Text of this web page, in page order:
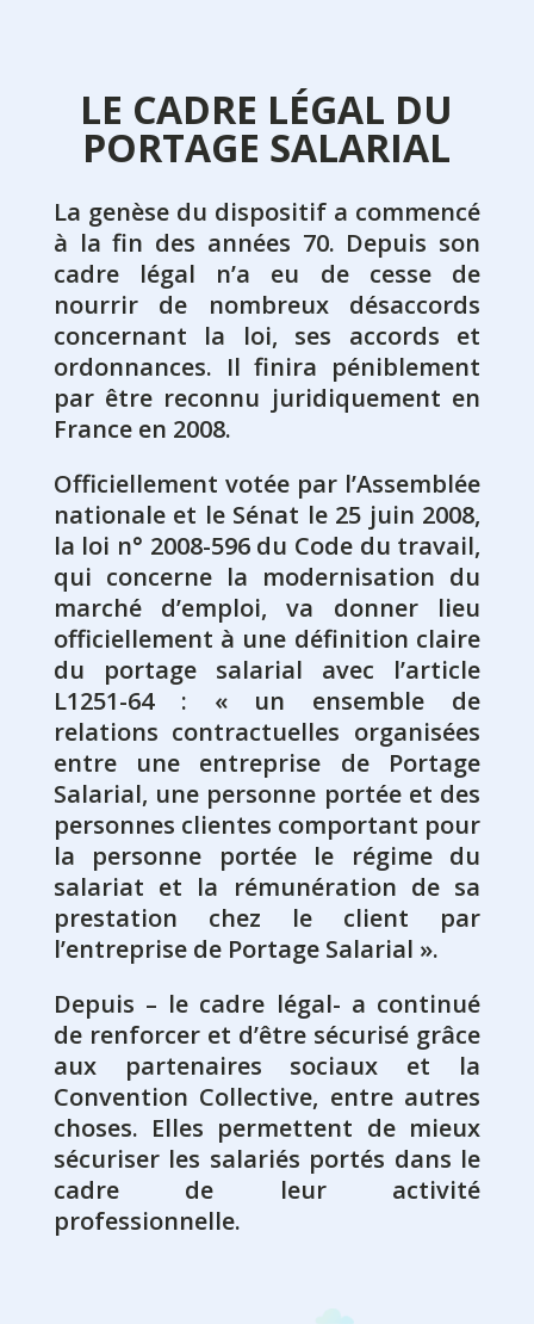
LE CADRE LÉGAL DU
PORTAGE SALARIAL
La genèse du dispositif a commencé
à la fin des années 70. Depuis son
cadre légal n’a eu de cesse de
nourrir de nombreux désaccords
concernant la loi, ses accords et
ordonnances. Il finira péniblement
par être reconnu juridiquement en
France en 2008.
Officiellement votée par l’Assemblée
nationale et le Sénat le 25 juin 2008,
la loi n° 2008-596 du Code du travail,
qui concerne la modernisation du
marché d’emploi, va donner lieu
officiellement à une définition claire
du portage salarial avec l’article
L1251-64 : « un ensemble de
relations contractuelles organisées
entre une entreprise de Portage
Salarial, une personne portée et des
personnes clientes comportant pour
la personne portée le régime du
salariat et la rémunération de sa
prestation chez le client par
l’entreprise de Portage Salarial ».
Depuis – le cadre légal- a continué
de renforcer et d’être sécurisé grâce
aux partenaires sociaux et la
Convention Collective, entre autres
choses. Elles permettent de mieux
sécuriser les salariés portés dans le
cadre de leur activité
professionnelle.